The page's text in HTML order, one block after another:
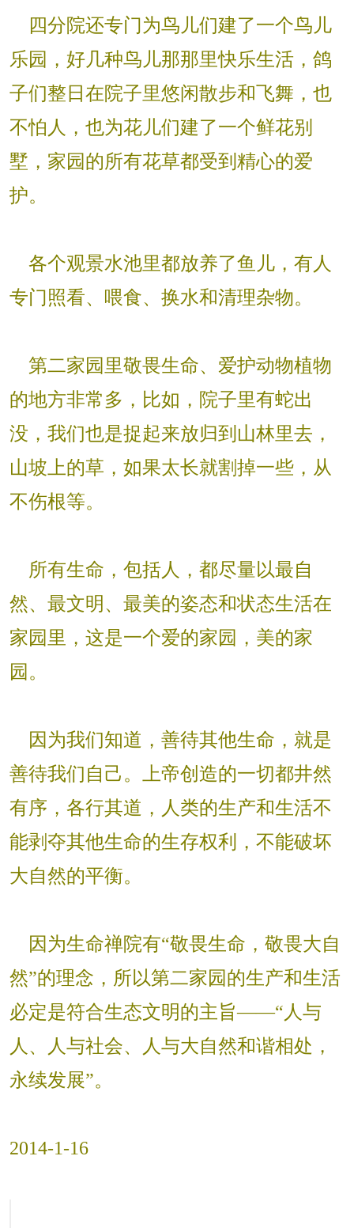
四分院还专门为鸟儿们建了一个鸟儿
乐园，好几种鸟儿那那里快乐生活，鸽
子们整日在院子里悠闲散步和飞舞，也
不怕人，也为花儿们建了一个鲜花别
墅，家园的所有花草都受到精心的爱
护。
各个观景水池里都放养了鱼儿，有人
专门照看、喂食、换水和清理杂物。
第二家园里敬畏生命、爱护动物植物
的地方非常多，比如，院子里有蛇出
没，我们也是捉起来放归到山林里去，
山坡上的草，如果太长就割掉一些，从
不伤根等。
所有生命，包括人，都尽量以最自
然、最文明、最美的姿态和状态生活在
家园里，这是一个爱的家园，美的家
园。
因为我们知道，善待其他生命，就是
善待我们自己。上帝创造的一切都井然
有序，各行其道，人类的生产和生活不
能剥夺其他生命的生存权利，不能破坏
大自然的平衡。
因为生命禅院有“敬畏生命，敬畏大自
然”的理念，所以第二家园的生产和生活
必定是符合生态文明的主旨——“人与
人、人与社会、人与大自然和谐相处，
永续发展”。
2014-1-16